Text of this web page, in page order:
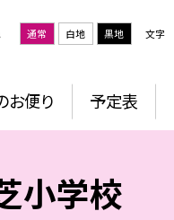
通常 白地 黒地 文字
お便り 予定表
小学校